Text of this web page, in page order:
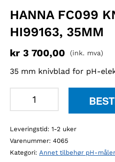
HANNA FC099
HI99163, 35MM
kr 3 700,00 (ink. mva)
35 mm knivblad for pH-
til
HI99163,
35mm
Leveringstid: 1-2 uker
Varenummer: 4065
Kategori: Annet tilbehør pH-måler